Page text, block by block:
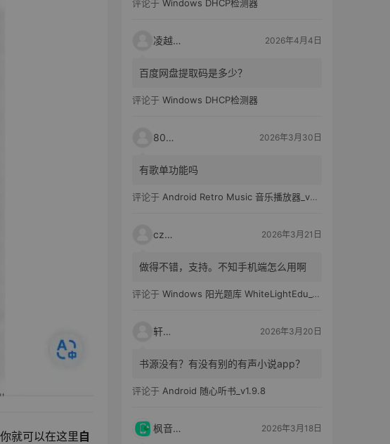
就可以在这里自
评论于 Windows DHCP检测器
凌越电子 2026年4月4日
百度网盘提取码是多少？
评论于 Windows DHCP检测器
80521 2026年3月30日
有歌单功能吗
评论于 Android Retro Music 音乐播放器_v6.6.0
czh7 2026年3月21日
做得不错，支持。不知手机端怎么用啊
评论于 Windows 阳光题库 WhiteLightEdu_v2.0.0
轩爸 2026年3月20日
书源没有？有没有别的有声小说app？
评论于 Android 随心听书_v1.9.8
枫音应用 2026年3月18日